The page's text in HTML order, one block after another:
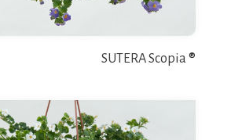
SUTERA Scopia ®